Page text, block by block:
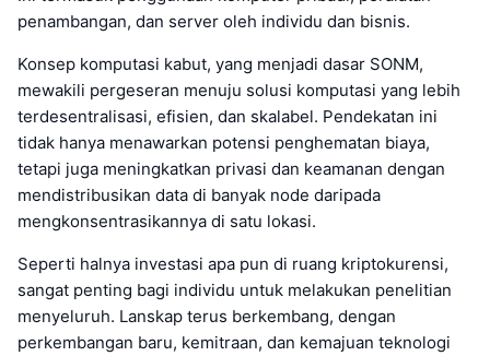
penambangan, dan server oleh individu dan bisnis.
Konsep komputasi kabut, yang menjadi dasar SONM,
mewakili pergeseran menuju solusi komputasi yang lebih
terdesentralisasi, efisien, dan skalabel. Pendekatan ini
tidak hanya menawarkan potensi penghematan biaya,
tetapi juga meningkatkan privasi dan keamanan dengan
mendistribusikan data di banyak node daripada
mengkonsentrasikannya di satu lokasi.
Seperti halnya investasi apa pun di ruang kriptokurensi,
sangat penting bagi individu untuk melakukan penelitian
menyeluruh. Lanskap terus berkembang, dengan
perkembangan baru, kemitraan, dan kemajuan teknologi